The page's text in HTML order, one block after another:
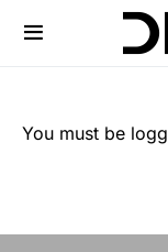
You must be